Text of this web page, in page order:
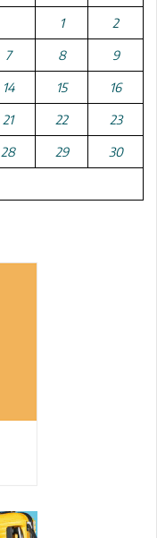
1 2
7 8 9
14 15 16
21 22 23
28 29 30